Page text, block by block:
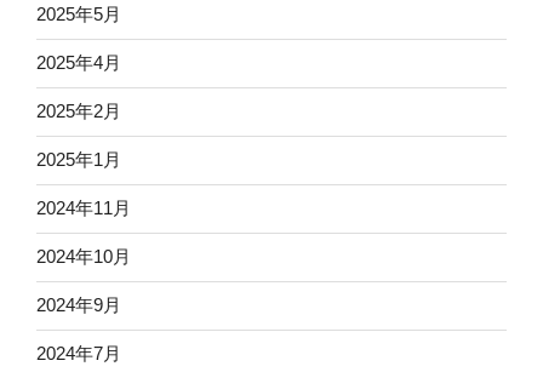
2025年5月
2025年4月
2025年2月
2025年1月
2024年11月
2024年10月
2024年9月
2024年7月